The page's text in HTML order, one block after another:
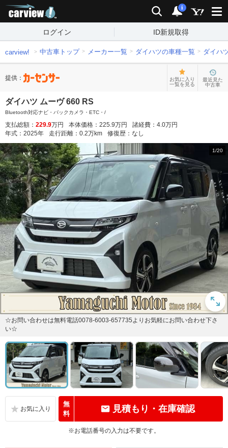
検索 通知
i
ログイン ID新規取得
carview! 中古車トップ メーカー一覧 ダイハツの車種一覧 ダイハ
提供：
お気に入り
一覧を見る
最近見た
中古車
ダイハツ ムーヴ 660 RS
Bluetooth対応ナビ・バックカメラ・ETC・/
支払総額： 229.9万円 本体価格： 225.9万円 諸経費： 4.0万円
年式： 2025年 走行距離： 0.2万km 修復歴： なし
1/20
☆お問い合わせは無料電話0078-6003-657735よりお気軽にお問い合わせ下さ
い☆
無
料
見積もり・在庫確認
※お電話番号の入力は不要です。